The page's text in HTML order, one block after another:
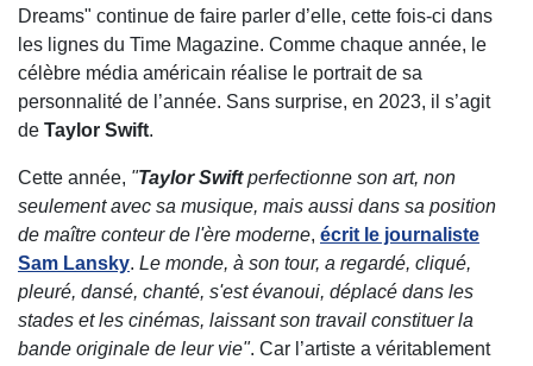
Dreams" continue de faire parler d’elle, cette fois-ci dans
les lignes du Time Magazine. Comme chaque année, le
célèbre média américain réalise le portrait de sa
personnalité de l’année. Sans surprise, en 2023, il s’agit
de Taylor Swift.
Cette année, "Taylor Swiftperfectionne son art, non
seulement avec sa musique, mais aussi dans sa position
de maître conteur de l'ère moderne, écrit le journaliste
Sam Lansky. Le monde, à son tour, a regardé, cliqué,
pleuré, dansé, chanté, s'est évanoui, déplacé dans les
stades et les cinémas, laissant son travail constituer la
bande originale de leur vie". Car l’artiste a véritablement